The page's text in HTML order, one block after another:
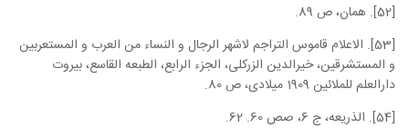
[52]. همان، ص 89.
[53]. الاعلام قاموس التراجم لاشهر الرجال و النساء من العرب و المستعربین
و المستشرقین، خیرالدین الزرکلی، الجزء الرابع، الطبعه القاسع، بیروت
دارالعلم للملائین 1909 میلادی، ص 80.
[54]. الذریعه، ج 6، صص 60. 62.